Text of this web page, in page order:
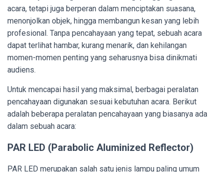
acara, tetapi juga berperan dalam menciptakan suasana,
menonjolkan objek, hingga membangun kesan yang lebih
profesional. Tanpa pencahayaan yang tepat, sebuah acara
dapat terlihat hambar, kurang menarik, dan kehilangan
momen-momen penting yang seharusnya bisa dinikmati
audiens.
Untuk mencapai hasil yang maksimal, berbagai peralatan
pencahayaan digunakan sesuai kebutuhan acara. Berikut
adalah beberapa peralatan pencahayaan yang biasanya ada
dalam sebuah acara:
PAR LED (Parabolic Aluminized Reflector)
PAR LED merupakan salah satu jenis lampu paling umum